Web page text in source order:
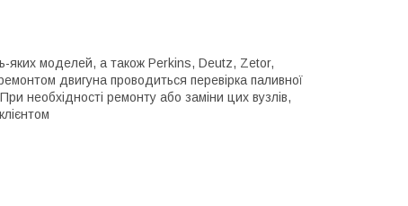
яких моделей, а також Perkins, Deutz, Zetor,
двигуна проводиться перевірка паливної
необхідності ремонту або заміни цих вузлів,